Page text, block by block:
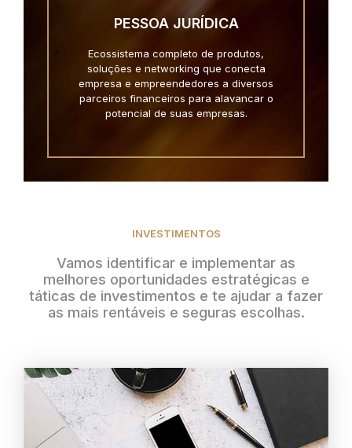
PESSOA JURÍDICA
Ecossistema completo de produtos,
soluções e networking que conecta
empresa e empreendedores a diversos
parceiros financeiros para alavancar o
potencial de suas empresas.
INVESTIMENTOS
Vamos identificar e implementar as
melhores oportunidades estratégicas e
táticas de investimentos e te ajudar a fazer
as mais rentáveis e seguras escolhas.